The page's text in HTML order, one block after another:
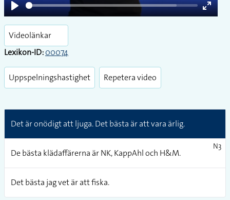
Play
Enter
Videolänkar
Lexikon-ID:00074
Uppspelningshastighet Repetera video
Det är onödigt att ljuga. Det bästa är att vara ärlig.
De bästa klädaffärerna är NK, KappAhl och H&M.
N3
Det bästa jag vet är att fiska.